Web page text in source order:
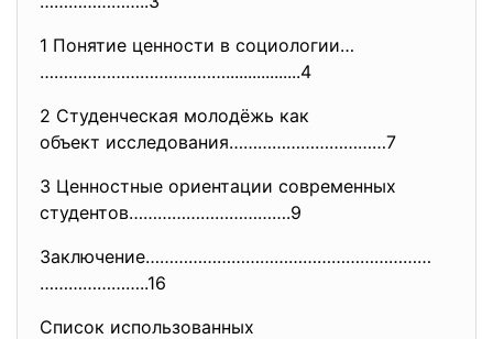
1 Понятие ценности в социологии…
………………………………….................4
2 Студенческая молодёжь как
объект исследования……………………………7
3 Ценностные ориентации современных
студентов…………………………….9
Заключение……………………………………………………
…………………..16
Список использованных